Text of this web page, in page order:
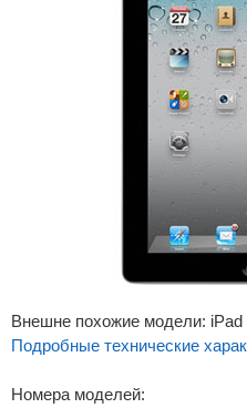
Внешне похожие модели: iPad
Подробные технические
Номера моделей: